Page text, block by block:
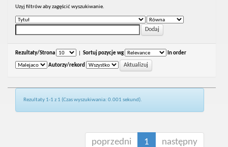
Uzyj filtrów aby zagęścić wyszukiwanie.
Rezultaty/Strona Sortuj pozycje wg In order
Autorzy/rekord
Rezultaty 1-1 z 1 (Czas wyszukiwania: 0.001 sekund).
poprzedni 1 następny